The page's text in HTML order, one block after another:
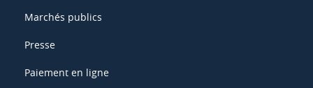
Marchés publics
Presse
Paiement en ligne